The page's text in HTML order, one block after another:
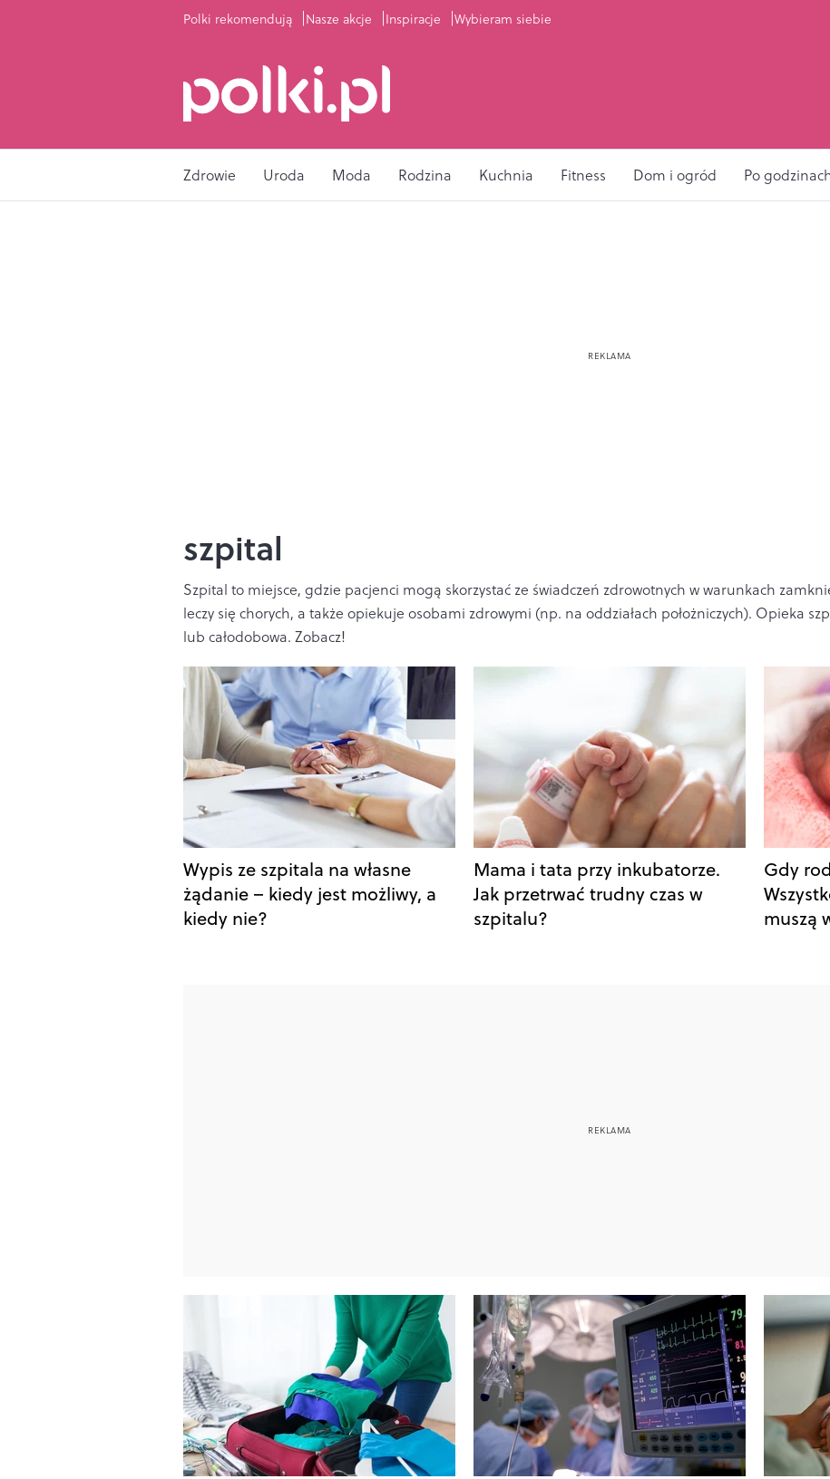
Polki rekomendują Nasze akcje Inspiracje Wybieram siebie
Zdrowie Uroda Moda Rodzina Kuchnia Fitness Dom i ogród Po
szpital
Szpital to miejsce, gdzie pacjenci mogą skorzystać ze świadczeń zdrowotnych w warunkach
leczy się chorych, a także opiekuje osobami zdrowymi (np. na oddziałach położniczych). Opieka
lub całodobowa. Zobacz!
Wypis ze szpitala na własne
żądanie – kiedy jest możliwy, a
kiedy nie?
Mama i tata przy inkubatorze.
Jak przetrwać trudny czas w
szpitalu?
Gdy
muszą